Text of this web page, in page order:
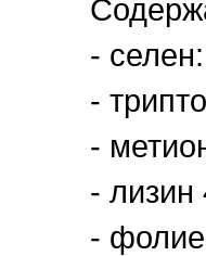
-
-
-
- лизин
-